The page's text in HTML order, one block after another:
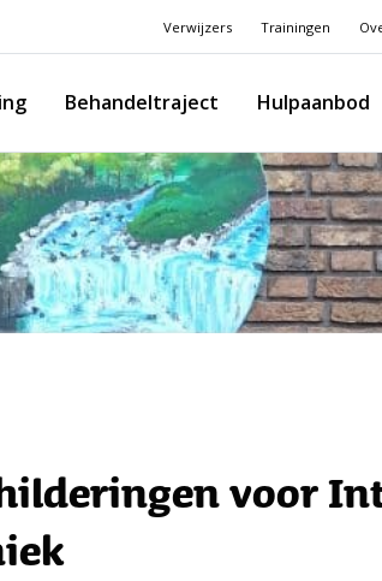
Verwijzers Trainingen
Behandeltraject Hulpaanbod
voor